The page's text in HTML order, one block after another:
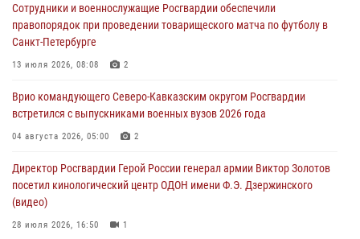
Для подразделений Росгвардии, принимающих участие в
специальной военной операции, переданы специальные
автомобили
При содействии СОБР Росгвардии в Иркутской области задержаны
подозреваемые в коммерческом подкупе (видео)
Сотрудники и военнослужащие Росгвардии обеспечили
правопорядок при проведении товарищеского матча по футболу в
Санкт-Петербурге
13 июля 2026, 08:08 2
Врио командующего Северо-Кавказским округом Росгвардии
встретился с выпускниками военных вузов 2026 года
04 августа 2026, 05:00 2
Директор Росгвардии Герой России генерал армии Виктор Золотов
посетил кинологический центр ОДОН имени Ф.Э. Дзержинского
(видео)
28 июля 2026, 16:50 1